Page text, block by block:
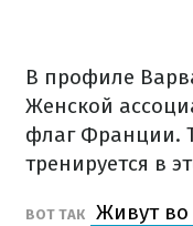
В профиле
Женской
флаг Франции.
тренируется в
ВОТ ТАК
Живут во